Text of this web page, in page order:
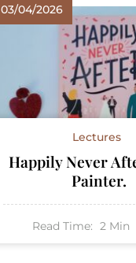
03/04/2026
Lectures
Happily Never
Painter.
Read Time: 2 Min